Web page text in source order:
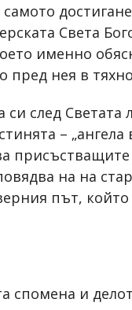
Света
именно
пред нея в
си след
–
на на
път,
спомена и